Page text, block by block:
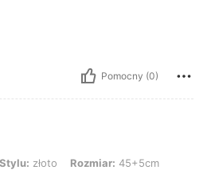
Pomocny (0)
45+5cm
złoto Rozmiar: 45+5cm